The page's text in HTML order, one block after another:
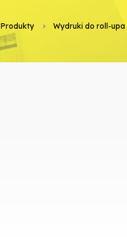
Produkty wydruki do roll-upa